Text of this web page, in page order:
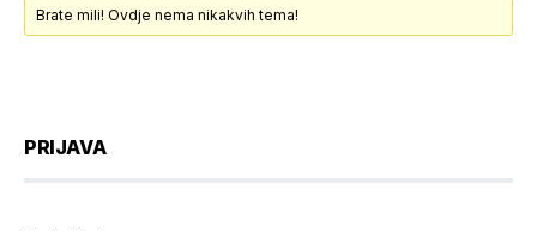
Brate mili! Ovdje nema nikakvih tema!
PRIJAVA